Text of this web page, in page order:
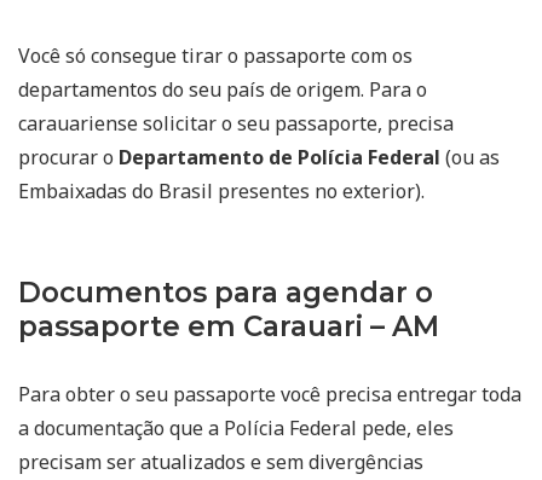
Você só consegue tirar o passaporte com os
departamentos do seu país de origem. Para o
carauariense solicitar o seu passaporte, precisa
procurar o Departamento de Polícia Federal (ou as
Embaixadas do Brasil presentes no exterior).
Documentos para agendar o
passaporte em Carauari – AM
Para obter o seu passaporte você precisa entregar toda
a documentação que a Polícia Federal pede, eles
precisam ser atualizados e sem divergências